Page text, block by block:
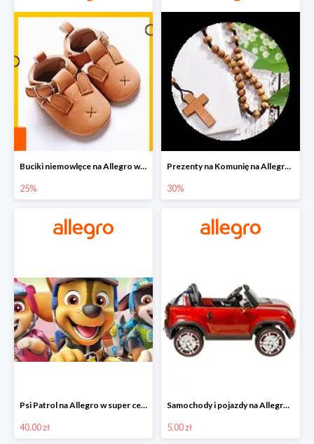
Buciki niemowlęce na Allegro w super cenach
25%
Prezenty na Komunię na Allegro do -30%
30%
Psi Patrol na Allegro w super cenach od 40 zł
40.00 zł
Samochody i pojazdy na Allegro w super cenach od 5 zł
5.00 zł